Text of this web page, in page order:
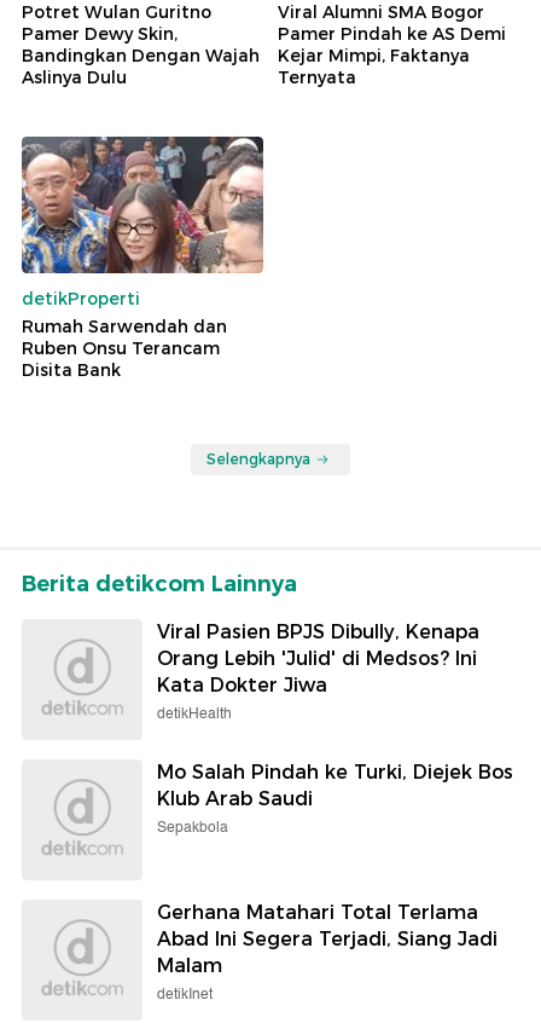
Potret Wulan Guritno
Pamer Dewy Skin,
Bandingkan Dengan Wajah
Aslinya Dulu
Viral Alumni SMA Bogor
Pamer Pindah ke AS Demi
Kejar Mimpi, Faktanya
Ternyata
detikProperti
Rumah Sarwendah dan
Ruben Onsu Terancam
Disita Bank
Selengkapnya
Berita detikcom Lainnya
Viral Pasien BPJS Dibully, Kenapa
Orang Lebih 'Julid' di Medsos? Ini
Kata Dokter Jiwa
detikHealth
Mo Salah Pindah ke Turki, Diejek Bos
Klub Arab Saudi
Sepakbola
Gerhana Matahari Total Terlama
Abad Ini Segera Terjadi, Siang Jadi
Malam
detikInet